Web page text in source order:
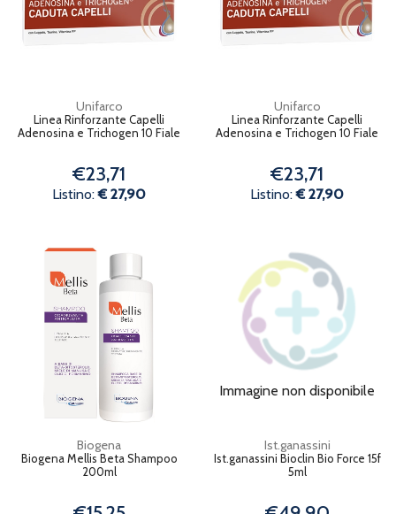
Unifarco
Linea Rinforzante Capelli
Adenosina e Trichogen 10 Fiale
€23,71
Listino:€ 27,90
Unifarco
Linea Rinforzante Capelli
Adenosina e Trichogen 10 Fiale
€23,71
Listino:€ 27,90
Biogena
Biogena Mellis Beta Shampoo
200ml
Immagine non disponibile
Ist.ganassini
Ist.ganassini Bioclin Bio Force 15f
5ml